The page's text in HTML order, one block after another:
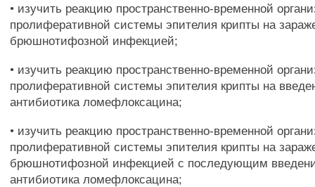
• изучить реакцию пространственно-временной
пролиферативной системы эпителия крипты на
брюшнотифозной инфекцией;
• изучить реакцию пространственно-временной
пролиферативной системы эпителия крипты на
антибиотика ломефлоксацина;
• изучить реакцию пространственно-временной
пролиферативной системы эпителия крипты на
брюшнотифозной инфекцией с последующим
антибиотика ломефлоксацина;